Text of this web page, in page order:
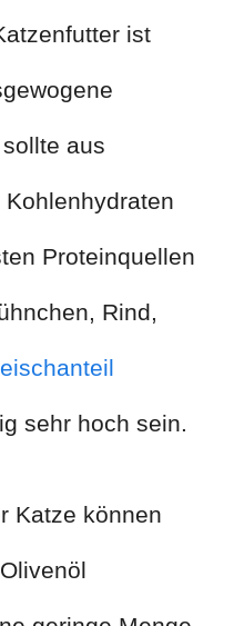
ist
aus
Proteinquellen
Rind,
sehr hoch sein.
Katze können